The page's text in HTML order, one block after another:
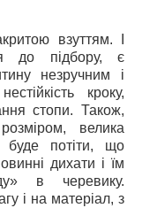
взуттям. І
до підбору, є
незручним і
кроку,
стопи. Також,
велика
буде потіти, що
дихати і їм
в черевику.
і на матеріал, з